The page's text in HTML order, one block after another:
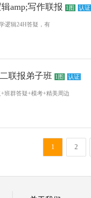
amp;写作联报 1图 认证
逻辑24H答疑，有
联报弟子班 1图 认证
班群答疑+模考+精美周边
1 2